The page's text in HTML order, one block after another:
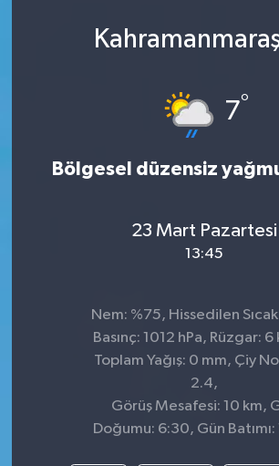
7°
Bölgesel düzensiz
23 Mart Pazartesi
13:45
Nem: %75, Hissedilen
Basınç: 1012 hPa, Rüzgar:
Toplam Yağış: 0 mm, Çiy
2.4,
Görüş Mesafesi: 10 km,
Doğumu: 6:30, Gün